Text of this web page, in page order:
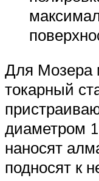
Для Мозера
токарный
диаметром
наносят
подносят к